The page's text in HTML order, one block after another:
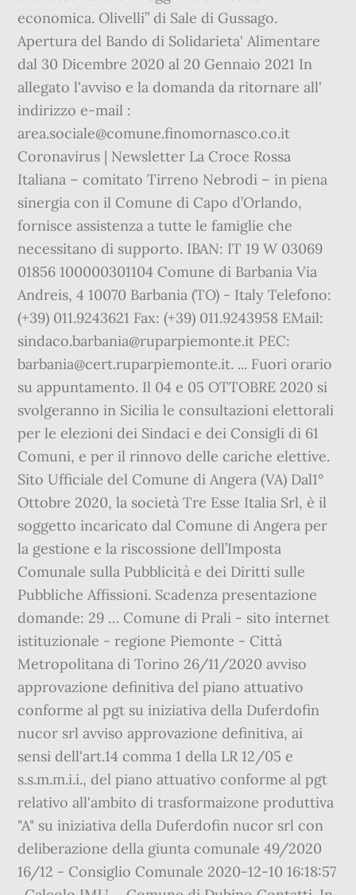
economica. Olivelli” di Sale di Gussago.
Apertura del Bando di Solidarieta' Alimentare
dal 30 Dicembre 2020 al 20 Gennaio 2021 In
allegato l'avviso e la domanda da ritornare all'
indirizzo e-mail :
area.sociale@comune.finomornasco.co.it
Coronavirus | Newsletter La Croce Rossa
Italiana – comitato Tirreno Nebrodi – in piena
sinergia con il Comune di Capo d’Orlando,
fornisce assistenza a tutte le famiglie che
necessitano di supporto. IBAN: IT 19 W 03069
01856 100000301104 Comune di Barbania Via
Andreis, 4 10070 Barbania (TO) - Italy Telefono:
(+39) 011.9243621 Fax: (+39) 011.9243958 EMail:
sindaco.barbania@ruparpiemonte.it PEC:
barbania@cert.ruparpiemonte.it. ... Fuori orario
su appuntamento. Il 04 e 05 OTTOBRE 2020 si
svolgeranno in Sicilia le consultazioni elettorali
per le elezioni dei Sindaci e dei Consigli di 61
Comuni, e per il rinnovo delle cariche elettive.
Sito Ufficiale del Comune di Angera (VA) Dal1°
Ottobre 2020, la società Tre Esse Italia Srl, è il
soggetto incaricato dal Comune di Angera per
la gestione e la riscossione dell’Imposta
Comunale sulla Pubblicità e dei Diritti sulle
Pubbliche Affissioni. Scadenza presentazione
domande: 29 … Comune di Prali - sito internet
istituzionale - regione Piemonte - Città
Metropolitana di Torino 26/11/2020 avviso
approvazione definitiva del piano attuativo
conforme al pgt su iniziativa della Duferdofin
nucor srl avviso approvazione definitiva, ai
sensi dell'art.14 comma 1 della LR 12/05 e
s.s.m.m.i.i., del piano attuativo conforme al pgt
relativo all'ambito di trasformaizone produttiva
"A" su iniziativa della Duferdofin nucor srl con
deliberazione della giunta comunale 49/2020
16/12 - Consiglio Comunale 2020-12-10 16:18:57